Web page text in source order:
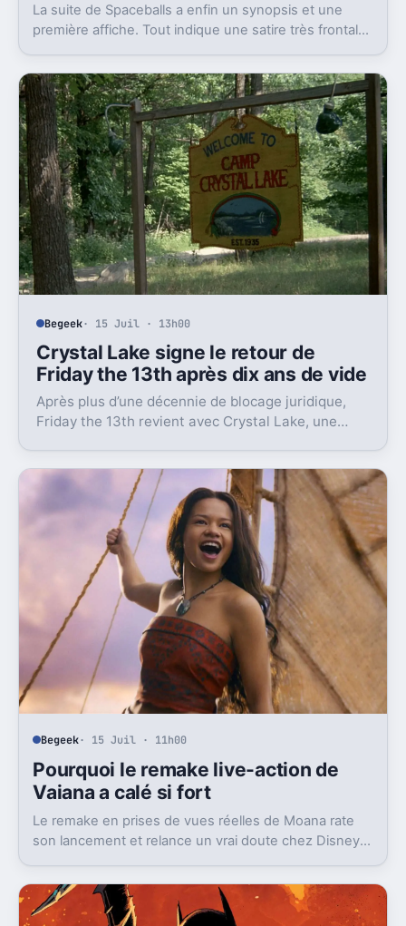
La suite de Spaceballs a enfin un synopsis et une
première affiche. Tout indique une satire très frontale
Begeek· 15 Juil · 13h00
Crystal Lake signe le retour de
Friday the 13th après dix ans de vide
Après plus d’une décennie de blocage juridique,
Friday the 13th revient avec Crystal Lake, une
Begeek· 15 Juil · 11h00
Pourquoi le remake live-action de
Vaiana a calé si fort
Le remake en prises de vues réelles de Moana rate
son lancement et relance un vrai doute chez Disney